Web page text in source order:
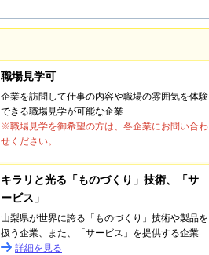
職場見学可
企業を訪問して仕事の内容や職場の雰囲気を体験
できる職場見学が可能な企業
※職場見学を御希望の方は、各企業にお問い合わ
せください。
キラリと光る「ものづくり」技術、「サ
ービス」
山梨県が世界に誇る「ものづくり」技術や製品を
扱う企業、また、「サービス」を提供する企業
詳細を見る